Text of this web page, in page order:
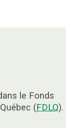
le Fonds
(FDLQ).